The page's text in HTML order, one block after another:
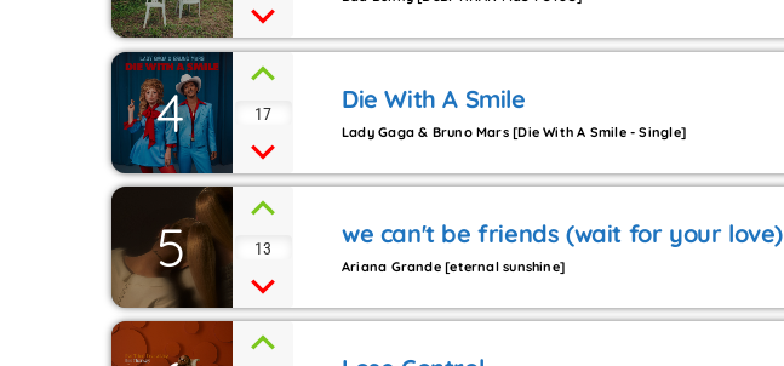
4 17 Die With A Smile
Lady Gaga & Bruno Mars [Die With A Smile - Single]
5 13 we can't be friends (wait for your love)
Ariana Grande [eternal sunshine]